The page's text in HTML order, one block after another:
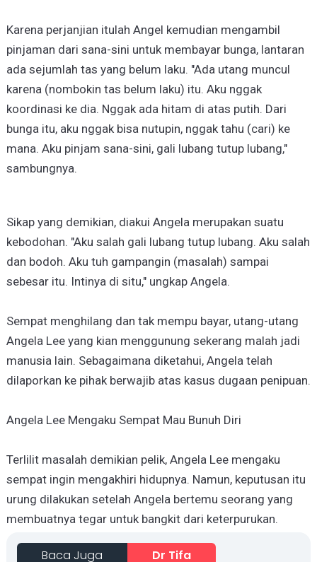
Karena perjanjian itulah Angel kemudian mengambil
pinjaman dari sana-sini untuk membayar bunga, lantaran
ada sejumlah tas yang belum laku. "Ada utang muncul
karena (nombokin tas belum laku) itu. Aku nggak
koordinasi ke dia. Nggak ada hitam di atas putih. Dari
bunga itu, aku nggak bisa nutupin, nggak tahu (cari) ke
mana. Aku pinjam sana-sini, gali lubang tutup lubang,"
sambungnya.
Sikap yang demikian, diakui Angela merupakan suatu
kebodohan. "Aku salah gali lubang tutup lubang. Aku salah
dan bodoh. Aku tuh gampangin (masalah) sampai
sebesar itu. Intinya di situ," ungkap Angela.
Sempat menghilang dan tak mempu bayar, utang-utang
Angela Lee yang kian menggunung sekerang malah jadi
manusia lain. Sebagaimana diketahui, Angela telah
dilaporkan ke pihak berwajib atas kasus dugaan penipuan.
Angela Lee Mengaku Sempat Mau Bunuh Diri
Terlilit masalah demikian pelik, Angela Lee mengaku
sempat ingin mengakhiri hidupnya. Namun, keputusan itu
urung dilakukan setelah Angela bertemu seorang yang
membuatnya tegar untuk bangkit dari keterpurukan.
Baca Juga Dr Tifa